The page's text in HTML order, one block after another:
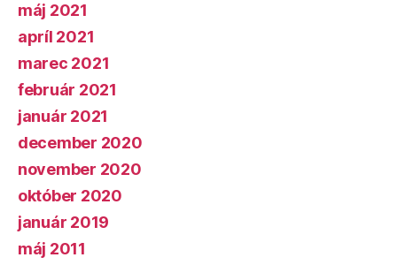
máj 2021
apríl 2021
marec 2021
február 2021
január 2021
december 2020
november 2020
október 2020
január 2019
máj 2011